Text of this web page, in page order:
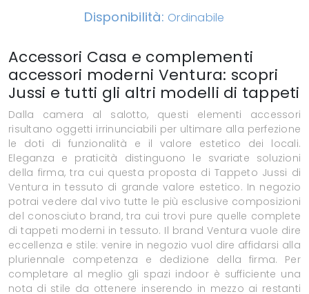
Disponibilità: Ordinabile
Accessori Casa e complementi
accessori moderni Ventura: scopri
Jussi e tutti gli altri modelli di tappeti
Dalla camera al salotto, questi elementi accessori
risultano oggetti irrinunciabili per ultimare alla perfezione
le doti di funzionalità e il valore estetico dei locali.
Eleganza e praticità distinguono le svariate soluzioni
della firma, tra cui questa proposta di Tappeto Jussi di
Ventura in tessuto di grande valore estetico. In negozio
potrai vedere dal vivo tutte le più esclusive composizioni
del conosciuto brand, tra cui trovi pure quelle complete
di tappeti moderni in tessuto. Il brand Ventura vuole dire
eccellenza e stile: venire in negozio vuol dire affidarsi alla
pluriennale competenza e dedizione della firma. Per
completare al meglio gli spazi indoor è sufficiente una
nota di stile da ottenere inserendo in mezzo ai restanti